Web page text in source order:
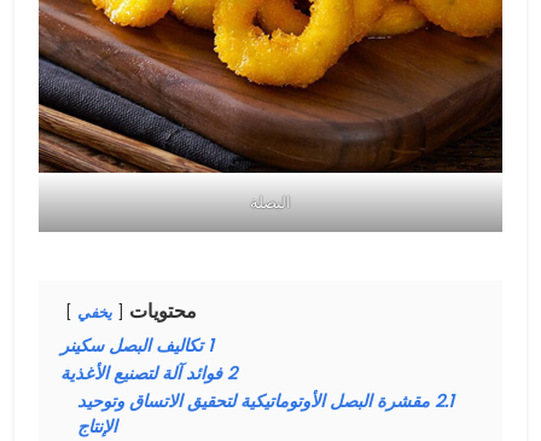
البصلة
محتويات يخفي
1 تكاليف البصل سكينر
2 فوائد آلة لتصنيع الأغذية
2.1 مقشرة البصل الأوتوماتيكية لتحقيق الاتساق وتوحيد
الإنتاج